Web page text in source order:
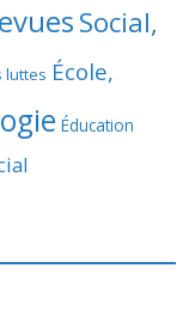
Social,
luttes École,
Éducation